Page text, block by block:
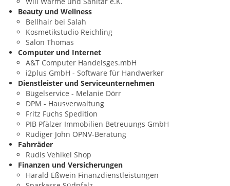
Beauty und Wellness
Bellhair bei Salah
Kosmetikstudio Reichling
Salon Thomas
Computer und Internet
A&T Computer Handelsges.mbH
i2plus GmbH - Software für Handwerker
Dienstleister und Serviceunternehmen
Bügelservice - Melanie Dörr
DPM - Hausverwaltung
Fritz Fuchs Spedition
PIB Pfälzer Immobilien Betreuungs GmbH
Rüdiger John ÖPNV-Beratung
Fahrräder
Rudis Vehikel Shop
Finanzen und Versicherungen
Harald Eßwein Finanzdienstleistungen